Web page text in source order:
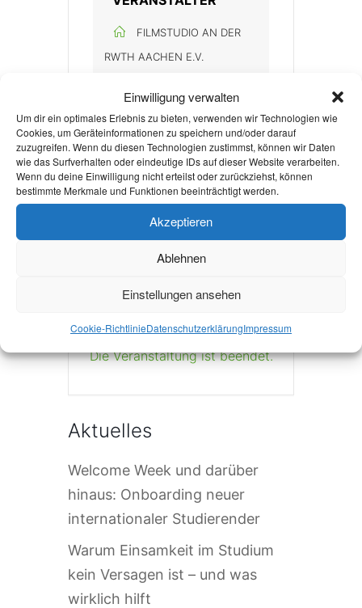
Einwilligung verwalten
Um dir ein optimales Erlebnis zu bieten, verwenden wir Technologien wie
Cookies, um Geräteinformationen zu speichern und/oder darauf
zuzugreifen. Wenn du diesen Technologien zustimmst, können wir Daten
wie das Surfverhalten oder eindeutige IDs auf dieser Website verarbeiten.
Wenn du deine Einwilligung nicht erteilst oder zurückziehst, können
bestimmte Merkmale und Funktionen beeinträchtigt werden.
Akzeptieren
Ablehnen
Einstellungen ansehen
Cookie-RichtlinieDatenschutzerklärungImpressum
FILMSTUDIO AN DER
RWTH AACHEN E.V.
+ Zu Google Kalender hinzufügen
+ iCal / Outlook export
Die Veranstaltung ist beendet.
Aktuelles
Welcome Week und darüber
hinaus: Onboarding neuer
internationaler Studierender
Warum Einsamkeit im Studium
kein Versagen ist – und was
wirklich hilft